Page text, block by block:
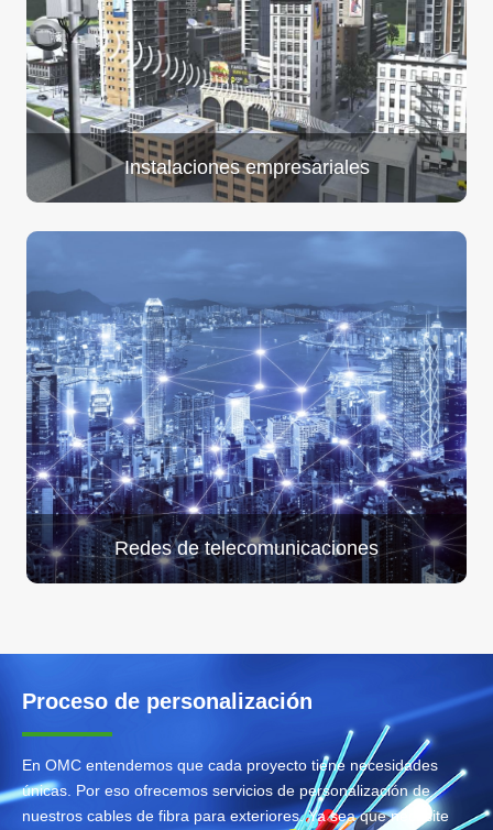
Instalaciones empresariales
Redes de telecomunicaciones
Proceso de personalización
En OMC entendemos que cada proyecto tiene necesidades
únicas. Por eso ofrecemos servicios de personalización de
nuestros cables de fibra para exteriores. Ya sea que necesite